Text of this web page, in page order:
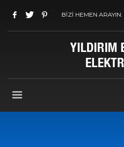
BİZİ HEMEN ARAYIN: